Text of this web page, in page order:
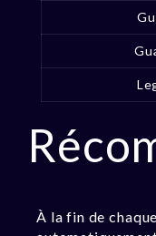
À la fin de